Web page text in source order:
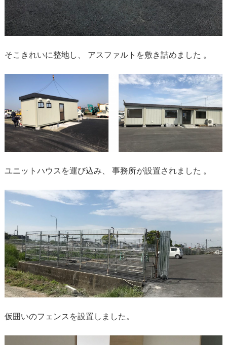
そこきれいに整地し、 アスファルトを敷き詰めました 。
ユニットハウスを運び込み、 事務所が設置されました 。
仮囲いのフェンスを設置しました。